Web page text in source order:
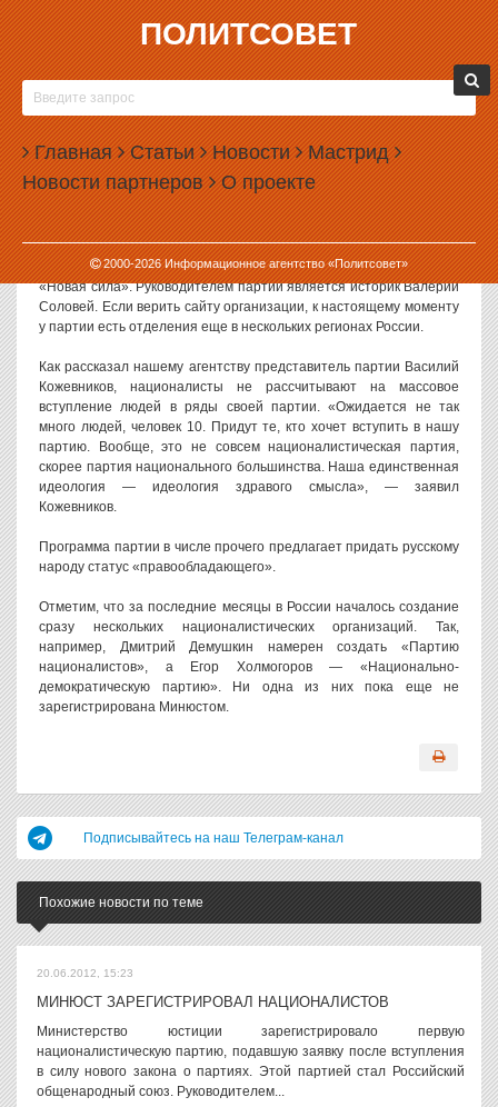
ПОЛИТСОВЕТ
Главная Статьи Новости Мастрид
Новости партнеров О проекте
2000-2026Информационное агентство «Политсовет»
23.07.2012, 11:42
В ЕКАТЕРИНБУРГЕ УЧРЕДЯТ ОЧЕРЕДНУЮ
НАЦИОНАЛИСТИЧЕСКУЮ ПАРТИЮ
1 августа в Екатеринбурге пройдет собрание сторонников по
выбору делегатов на учредительный съезд новой
националистической партии. Это будет уже далеко не первая
организация националистов, создаваемая в России.
Очередной националистический проект получил название
«Новая сила». Руководителем партии является историк Валерий
Соловей. Если верить сайту организации, к настоящему моменту
у партии есть отделения еще в нескольких регионах России.
Как рассказал нашему агентству представитель партии Василий
Кожевников, националисты не рассчитывают на массовое
вступление людей в ряды своей партии. «Ожидается не так
много людей, человек 10. Придут те, кто хочет вступить в нашу
партию. Вообще, это не совсем националистическая партия,
скорее партия национального большинства. Наша единственная
идеология — идеология здравого смысла», — заявил
Кожевников.
Программа партии в числе прочего предлагает придать русскому
народу статус «правообладающего».
Отметим, что за последние месяцы в России началось создание
сразу нескольких националистических организаций. Так,
например, Дмитрий Демушкин намерен создать «Партию
националистов», а Егор Холмогоров — «Национально-
демократическую партию». Ни одна из них пока еще не
зарегистрирована Минюстом.
Подписывайтесь на наш Телеграм-канал
Похожие новости по теме
20.06.2012, 15:23
МИНЮСТ ЗАРЕГИСТРИРОВАЛ НАЦИОНАЛИСТОВ
Министерство юстиции зарегистрировало первую
националистическую партию, подавшую заявку после вступления
в силу нового закона о партиях. Этой партией стал Российский
общенародный союз. Руководителем...